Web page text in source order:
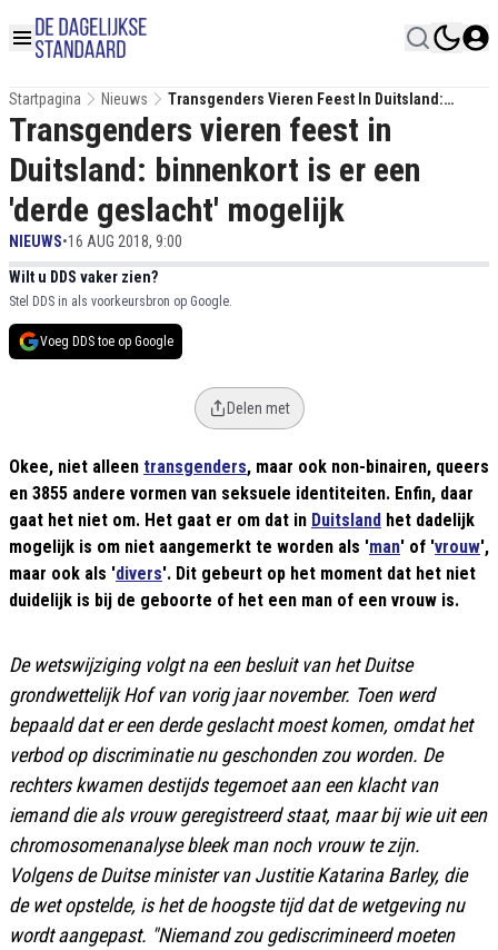
Startpagina Nieuws
Transgenders Vieren Feest In Duitsland:
Binnenkort Is Er Een 'derde Geslacht' Mogelijk
Transgenders vieren feest in
Duitsland: binnenkort is er een
'derde geslacht' mogelijk
NIEUWS•16 AUG 2018, 9:00
Wilt u DDS vaker zien?
Stel DDS in als voorkeursbron op Google.
Voeg DDS toe op Google
Delen met
Okee, niet alleen transgenders, maar ook non-binairen, queers
en 3855 andere vormen van seksuele identiteiten. Enfin, daar
gaat het niet om. Het gaat er om dat in Duitsland het dadelijk
mogelijk is om niet aangemerkt te worden als 'man' of 'vrouw',
maar ook als 'divers'. Dit gebeurt op het moment dat het niet
duidelijk is bij de geboorte of het een man of een vrouw is.
De wetswijziging volgt na eenbesluit van het Duitse
grondwettelijk Hofvan vorig jaar november. Toen werd
bepaald dat er een derde geslacht moest komen, omdat het
verbod op discriminatie nu geschonden zou worden. De
rechters kwamen destijds tegemoet aan een klacht van
iemand die als vrouw geregistreerd staat, maar bij wie uit een
chromosomenanalyse bleek man noch vrouw te zijn.
Volgens de Duitse minister van Justitie Katarina Barley, die
de wet opstelde, is het de hoogste tijd dat de wetgeving nu
wordt aangepast. "Niemand zou gediscrimineerd moeten